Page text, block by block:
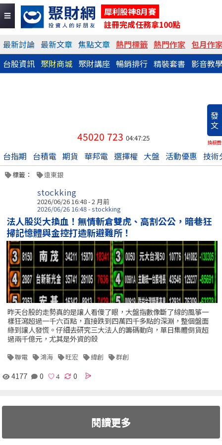
犀利股神8月賽
註冊完成任務拿100點
最新討論 最新文章 焦點文章 熱門標籤 熱門作家 包月作
台股資訊 聚財商城 聚財講座 暢銷排行 精裝套書 影音教
發
文
換稿費
45020 723 04:47:25
台指期 台積電 期貨 華邦電 選擇權 大盤 活動優惠 技術
標籤： 遠東銀
stockking
2026/06/26 16:48 - 2 月前
2026/06/26 16:48 - stockking
法人股災大換血！無情斬倉雙虎、高割公公，暗巷狂
掃記憶體與金控打造新避難所！
昨天台股的走勢真的是讓人看傻了眼，大盤指數像斷了線的風箏一
樣狂瀉超過一千六百點，直接跌到四萬四千多點的深淵，整個盤面
綠到讓人發慌。仔細去研究三大法人的籌碼動向，單日集體倒貨超
過兩千億元，尤其是外資的殺
聯電 鴻海 旺宏 緯創 群創
4177 0 0
閱讀更多